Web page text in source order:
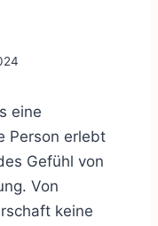
eine
Person erlebt
Gefühl von
Von
keine